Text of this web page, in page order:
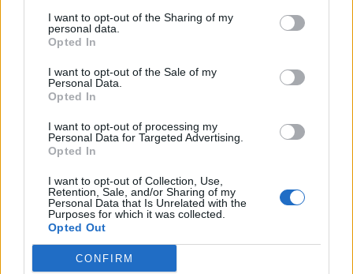
I want to opt-out of the Sharing of my
personal data.
Opted In
I want to opt-out of the Sale of my
Personal Data.
Opted In
I want to opt-out of processing my
Personal Data for Targeted Advertising.
Opted In
I want to opt-out of Collection, Use,
Retention, Sale, and/or Sharing of my
Personal Data that Is Unrelated with the
Purposes for which it was collected.
Opted Out
CONFIRM